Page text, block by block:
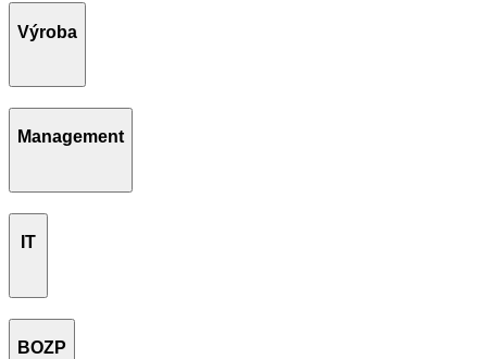
Výroba
Management
IT
BOZP